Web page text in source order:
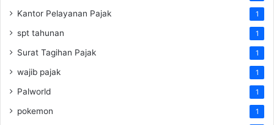
Kantor Pelayanan Pajak 1
spt tahunan 1
Surat Tagihan Pajak 1
wajib pajak 1
Palworld 1
pokemon 1